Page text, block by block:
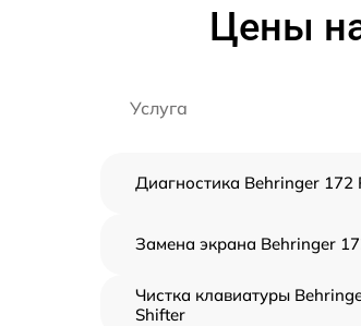
Цены
Услуга
Диагностика Behringer 172
Замена экрана Behringer
Чистка клавиатуры
Shifter